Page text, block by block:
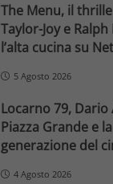
The Menu, il
Taylor-Joy e
l’alta cucina su
5 Agosto 2026
Locarno 79,
Piazza Grande e
generazione del
4 Agosto 2026